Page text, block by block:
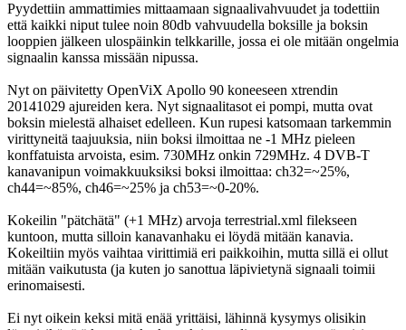
Pyydettiin ammattimies mittaamaan signaalivahvuudet ja todettiin
että kaikki niput tulee noin 80db vahvuudella boksille ja boksin
looppien jälkeen ulospäinkin telkkarille, jossa ei ole mitään ongelmia
signaalin kanssa missään nipussa.
Nyt on päivitetty OpenViX Apollo 90 koneeseen xtrendin
20141029 ajureiden kera. Nyt signaalitasot ei pompi, mutta ovat
boksin mielestä alhaiset edelleen. Kun rupesi katsomaan tarkemmin
virittyneitä taajuuksia, niin boksi ilmoittaa ne -1 MHz pieleen
konffatuista arvoista, esim. 730MHz onkin 729MHz. 4 DVB-T
kanavanipun voimakkuuksiksi boksi ilmoittaa: ch32=~25%,
ch44=~85%, ch46=~25% ja ch53=~0-20%.
Kokeilin "pätchätä" (+1 MHz) arvoja terrestrial.xml filekseen
kuntoon, mutta silloin kanavanhaku ei löydä mitään kanavia.
Kokeiltiin myös vaihtaa virittimiä eri paikkoihin, mutta sillä ei ollut
mitään vaikutusta (ja kuten jo sanottua läpivietynä signaali toimii
erinomaisesti.
Ei nyt oikein keksi mitä enää yrittäisi, lähinnä kysymys olisikin